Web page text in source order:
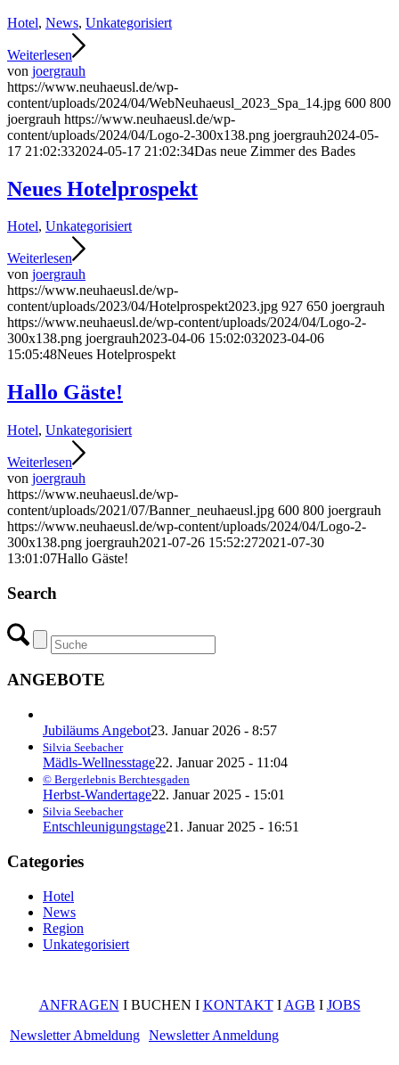
Hotel, News, Unkategorisiert
Weiterlesen
von joergrauh
https://www.neuhaeusl.de/wp-
content/uploads/2024/04/WebNeuhaeusl_2023_Spa_14.jpg 600 800
joergrauh https://www.neuhaeusl.de/wp-
content/uploads/2024/04/Logo-2-300x138.png joergrauh2024-05-
17 21:02:332024-05-17 21:02:34Das neue Zimmer des Bades
Neues Hotelprospekt
Hotel, Unkategorisiert
Weiterlesen
von joergrauh
https://www.neuhaeusl.de/wp-
content/uploads/2023/04/Hotelprospekt2023.jpg 927 650 joergrauh
https://www.neuhaeusl.de/wp-content/uploads/2024/04/Logo-2-
300x138.png joergrauh2023-04-06 15:02:032023-04-06
15:05:48Neues Hotelprospekt
Hallo Gäste!
Hotel, Unkategorisiert
Weiterlesen
von joergrauh
https://www.neuhaeusl.de/wp-
content/uploads/2021/07/Banner_neuhaeusl.jpg 600 800 joergrauh
https://www.neuhaeusl.de/wp-content/uploads/2024/04/Logo-2-
300x138.png joergrauh2021-07-26 15:52:272021-07-30
13:01:07Hallo Gäste!
Search
ANGEBOTE
Jubiläums Angebot23. Januar 2026 - 8:57
Silvia Seebacher
Mädls-Wellnesstage22. Januar 2025 - 11:04
© Bergerlebnis Berchtesgaden
Herbst-Wandertage22. Januar 2025 - 15:01
Silvia Seebacher
Entschleunigungstage21. Januar 2025 - 16:51
Categories
Hotel
News
Region
Unkategorisiert
ANFRAGEN I BUCHEN I KONTAKTI AGB I JOBS
Newsletter Abmeldung Newsletter Anmeldung